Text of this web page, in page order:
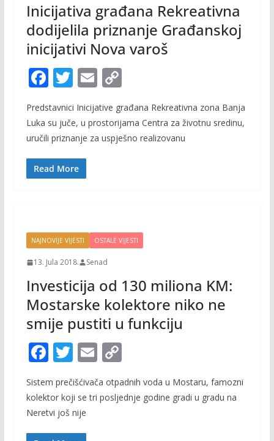
Inicijativa građana Rekreativna
dodijelila priznanje Građanskoj
inicijativi Nova varoš
F
e
b
o
o
T
itt
er
E
ai
l
C
o
p
y
Predstavnici Inicijative građana Rekreativna zona Banja
Luka su juče, u prostorijama Centra za životnu sredinu,
uručili priznanje za uspješno realizovanu
Read More
NAJNOVIJE VIJESTI OSTALE VIJESTI
13. Jula 2018. Senad
Investicija od 130 miliona KM:
Mostarske kolektore niko ne
smije pustiti u funkciju
F
e
b
o
T
w
itt
er
E
m
ai
l
C
o
p
Sistem prečišćivača otpadnih voda u Mostaru, famozni
kolektor koji se tri posljednje godine gradi u gradu na
Neretvi još nije